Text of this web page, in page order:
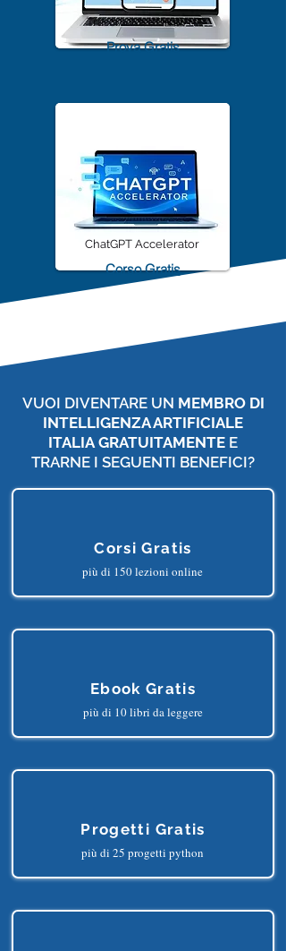
TrascriviMeet Pro A.I.
Prova Gratis
ChatGPT Accelerator
Corso Gratis
VUOI DIVENTARE UN MEMBRO DI
INTELLIGENZA ARTIFICIALE
ITALIA GRATUITAMENTE E
TRARNE I SEGUENTI BENEFICI?
Corsi Gratis
più di 150 lezioni online
Ebook Gratis
più di 10 libri da leggere
Progetti Gratis
più di 25 progetti python